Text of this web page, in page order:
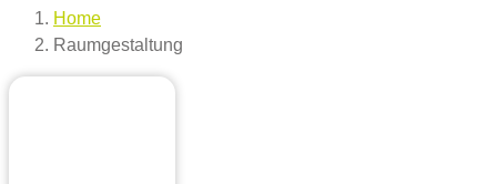
Home
Raumgestaltung